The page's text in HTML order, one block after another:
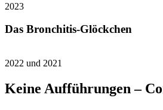
2023
Das Bronchitis-Glöckchen
2022 und 2021
Keine Aufführungen –